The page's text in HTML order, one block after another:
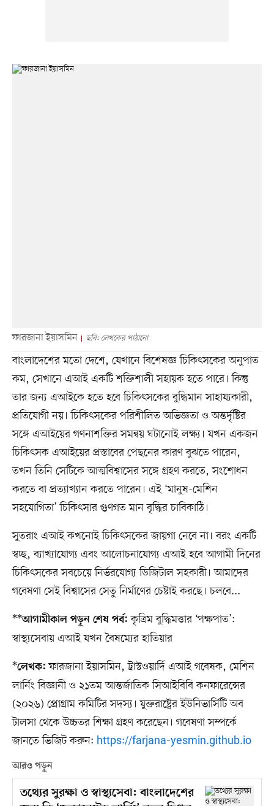
ফারজানা ইয়াসমিন ছবি: লেখকের পাঠানো
বাংলাদেশের মতো দেশে, যেখানে বিশেষজ্ঞ চিকিৎসকের অনুপাত
কম, সেখানে এআই একটি শক্তিশালী সহায়ক হতে পারে। কিন্তু
তার জন্য এআইকে হতে হবে চিকিৎসকের বুদ্ধিমান সাহায্যকারী,
প্রতিযোগী নয়। চিকিৎসকের পরিশীলিত অভিজ্ঞতা ও অন্তর্দৃষ্টির
সঙ্গে এআইয়ের গণনাশক্তির সমন্বয় ঘটানোই লক্ষ্য। যখন একজন
চিকিৎসক এআইয়ের প্রস্তাবের পেছনের কারণ বুঝতে পারেন,
তখন তিনি সেটিকে আত্মবিশ্বাসের সঙ্গে গ্রহণ করতে, সংশোধন
করতে বা প্রত্যাখ্যান করতে পারেন। এই ‘মানুষ-মেশিন
সহযোগিতা’ চিকিৎসার গুণগত মান বৃদ্ধির চাবিকাঠি।
সুতরাং এআই কখনোই চিকিৎসকের জায়গা নেবে না। বরং একটি
স্বচ্ছ, ব্যাখ্যাযোগ্য এবং আলোচনাযোগ্য এআই হবে আগামী দিনের
চিকিৎসকের সবচেয়ে নির্ভরযোগ্য ডিজিটাল সহকারী। আমাদের
গবেষণা সেই বিশ্বাসের সেতু নির্মাণের চেষ্টাই করছে। চলবে...
**আগামীকাল পড়ুন শেষ পর্ব: কৃত্রিম বুদ্ধিমত্তার ‘পক্ষপাত’:
স্বাস্থ্যসেবায় এআই যখন বৈষম্যের হাতিয়ার
*লেখক: ফারজানা ইয়াসমিন, ট্রাস্টওয়ার্দি এআই গবেষক, মেশিন
লার্নিং বিজ্ঞানী ও ২১তম আন্তর্জাতিক সিআইবিবি কনফারেন্সের
(২০২৬) প্রোগ্রাম কমিটির সদস্য। যুক্তরাষ্ট্রের ইউনিভার্সিটি অব
টালসা থেকে উচ্চতর শিক্ষা গ্রহণ করেছেন। গবেষণা সম্পর্কে
জানতে ভিজিট করুন: https://farjana-yesmin.github.io
আরও পড়ুন
তথ্যের সুরক্ষা ও স্বাস্থ্যসেবা: বাংলাদেশের